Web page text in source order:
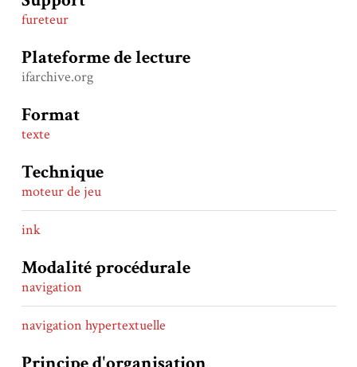
fureteur
Plateforme de lecture
ifarchive.org
Format
texte
Technique
moteur de jeu
ink
Modalité procédurale
navigation
navigation hypertextuelle